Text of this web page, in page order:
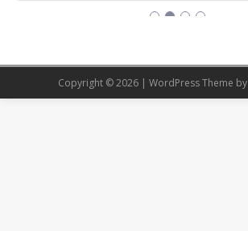
Copyright © 2026 | WordPress Theme by